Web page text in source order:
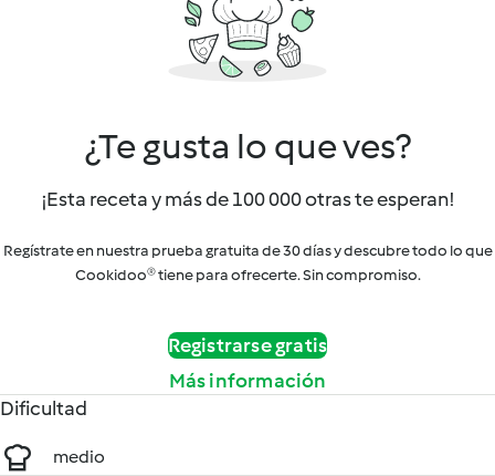
¿Te gusta lo que ves?
¡Esta receta y más de 100 000 otras te esperan!
Regístrate en nuestra prueba gratuita de 30 días y descubre todo lo que
Cookidoo® tiene para ofrecerte. Sin compromiso.
Registrarse gratis
Más información
Dificultad
medio